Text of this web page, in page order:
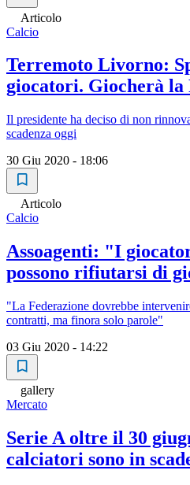
Articolo
Calcio
Terremoto Livorno:
giocatori. Giocherà
Il presidente ha deciso di non
scadenza oggi
30 Giu 2020 - 18:06
Articolo
Calcio
Assoagenti: "I
possono rifiutarsi di
"La Federazione dovrebbe
contratti, ma finora solo parole"
03 Giu 2020 - 14:22
gallery
Mercato
Serie A oltre il 30
calciatori sono in